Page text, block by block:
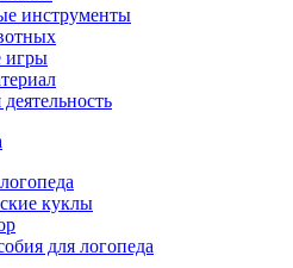
инструменты
игры
куклы
для логопеда